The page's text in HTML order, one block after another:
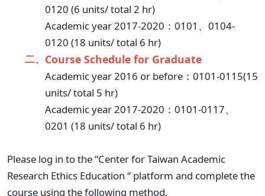
0120 (6 units/ total 2 hr)
Academic year 2017-2020：0101、0104-
0120 (18 units/ total 6 hr)
二、 Course Schedule for Graduate
Academic year 2016 or before：0101-0115(15
units/ total 5 hr)
Academic year 2017-2020：0101-0117、
0201 (18 units/ total 6 hr)
Please log in to the “Center for Taiwan Academic
Research Ethics Education “ platform and complete the
course using the following method.